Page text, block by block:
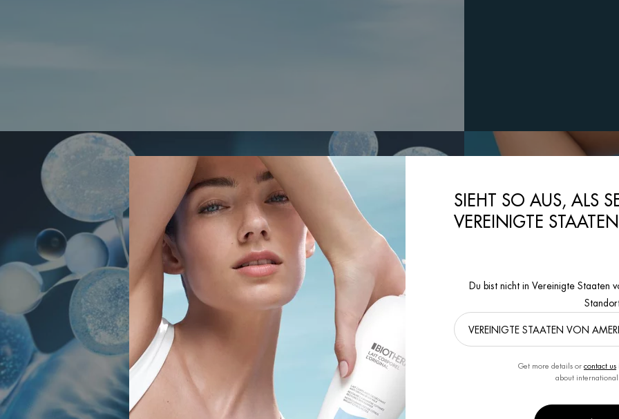
SIEHT SO AUS, ALS
VEREINIGTE
Du bist nicht in Vereinigte Staaten
Get more details or contact us
about international